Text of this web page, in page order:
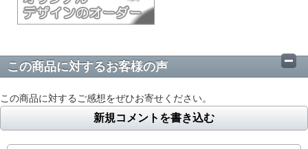
この商品に対するお客様の声
この商品に対するご感想をぜひお寄せください。
新規コメントを書き込む